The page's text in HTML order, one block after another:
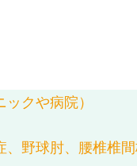
クや病院）
野球肘、腰椎椎